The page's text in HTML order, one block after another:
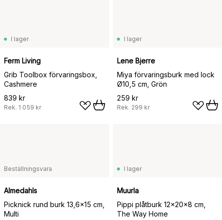
I lager
Ferm Living
Grib Toolbox förvaringsbox,
Cashmere
839 kr
Rek. 1 059 kr
I lager
Lene Bjerre
Miya förvaringsburk med lock
Ø10,5 cm, Grön
259 kr
Rek. 299 kr
Beställningsvara
Almedahls
Picknick rund burk 13,6x15 cm,
Multi
I lager
Muurla
Pippi plåtburk 12x20x8 cm,
The Way Home